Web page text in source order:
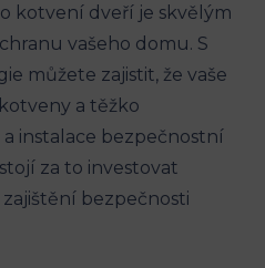
kotvení dveří je skvělým
vašeho domu. S
můžete zajistit, že vaše
a těžko
instalace bezpečnostní
za to investovat
bezpečnosti